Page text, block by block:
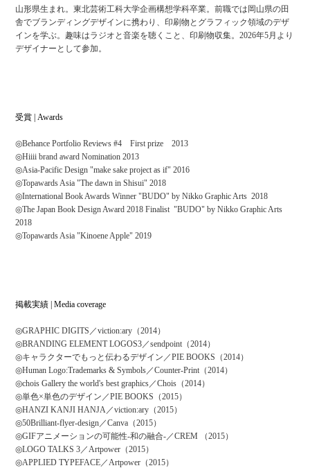
山形県生まれ。東北芸術工科大学企画構想学科卒業。前職では岡山県の田
舎でブランディングデザインに携わり、印刷物とグラフィック領域のデザ
インを学ぶ。趣味はラジオと音楽を聴くこと、印刷物収集。2026年5月より
デザイナーとして参加。
受賞 | Awards
◎Behance Portfolio Reviews #4 First prize 2013
◎Hiiii brand award Nomination 2013
◎Asia-Pacific Design "make sake project as if" 2016
◎Topawards Asia "The dawn in Shisui" 2018
◎International Book Awards Winner "BUDO" by Nikko Graphic Arts 2018
◎The Japan Book Design Award 2018 Finalist "BUDO" by Nikko Graphic Arts
2018
◎Topawards Asia "Kinoene Apple" 2019
掲載実績 | Media coverage
◎GRAPHIC DIGITS／viction:ary（2014）
◎BRANDING ELEMENT LOGOS3／sendpoint（2014）
◎キャラクターでもっと伝わるデザイン／PIE BOOKS（2014）
◎Human Logo:Trademarks & Symbols／Counter-Print（2014）
◎chois Gallery the world's best graphics／Chois（2014）
◎単色×単色のデザイン／PIE BOOKS（2015）
◎HANZI KANJI HANJA／viction:ary（2015）
◎50Brilliant-flyer-design／Canva（2015）
◎GIFアニメーションの可能性-和の融合-／CREM （2015）
◎LOGO TALKS 3／Artpower（2015）
◎APPLIED TYPEFACE／Artpower（2015）